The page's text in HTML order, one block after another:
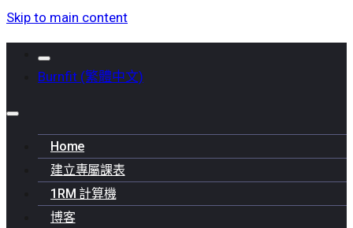
Skip to main content
Burnfit (繁體中文)
Home
建立專屬課表
1RM 計算機
博客